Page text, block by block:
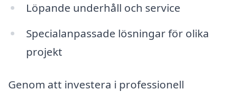
Löpande underhåll och service
Specialanpassade lösningar för olika
projekt
Genom att investera i professionell